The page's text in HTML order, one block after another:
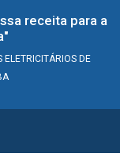
receita para a
ELETRICITÁRIOS DE